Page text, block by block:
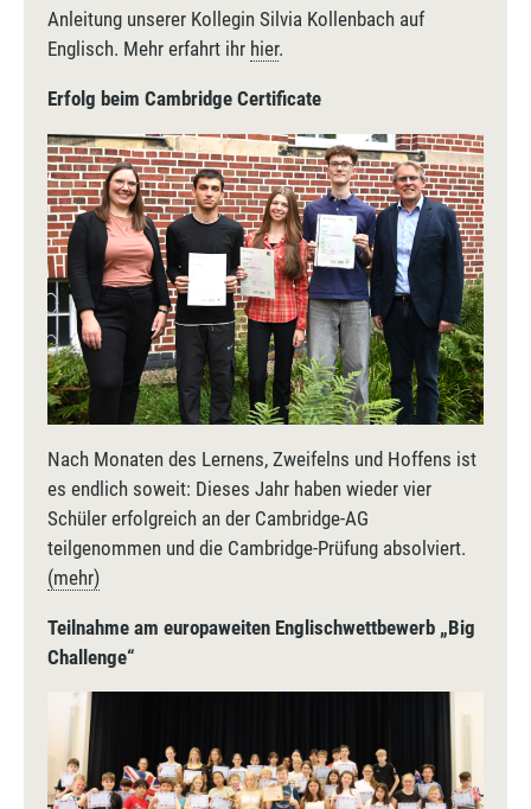
Anleitung unserer Kollegin Silvia Kollenbach auf
Englisch. Mehr erfahrt ihr hier.
Erfolg beim Cambridge Certificate
Nach Monaten des Lernens, Zweifelns und Hoffens ist
es endlich soweit: Dieses Jahr haben wieder vier
Schüler erfolgreich an der Cambridge-AG
teilgenommen und die Cambridge-Prüfung absolviert.
(mehr)
Teilnahme am europaweiten Englischwettbewerb „Big
Challenge“